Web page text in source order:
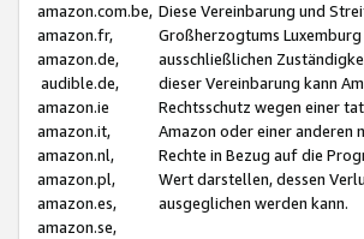
amazon.com.be,
amazon.fr,
amazon.de,
audible.de,
amazon.ie
amazon.it,
amazon.nl,
amazon.pl,
amazon.es,
amazon.se,
Diese Vereinbarung und
Großherzogtums
ausschließlichen
dieser Vereinbarung kann
Rechtsschutz wegen einer
Amazon oder einer anderen
Rechte in Bezug auf die
Wert darstellen, dessen
ausgeglichen werden kann.